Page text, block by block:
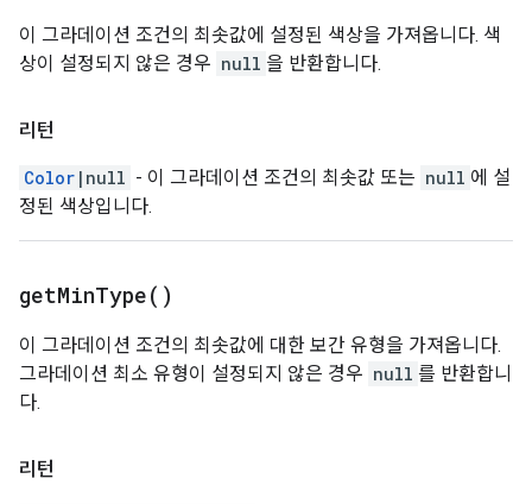
이 그라데이션 조건의 최솟값에 설정된 색상을 가져옵니다. 색
상이 설정되지 않은 경우 null 을 반환합니다.
리턴
Color |null - 이 그라데이션 조건의 최솟값 또는 null 에 설
정된 색상입니다.
getMinType( )
이 그라데이션 조건의 최솟값에 대한 보간 유형을 가져옵니다.
그라데이션 최소 유형이 설정되지 않은 경우 null 를 반환합니
다.
리턴